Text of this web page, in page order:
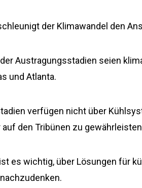
der Klimawandel den
Austragungsstadien seien
und Atlanta.
verfügen nicht über
den Tribünen zu
es wichtig, über Lösungen für